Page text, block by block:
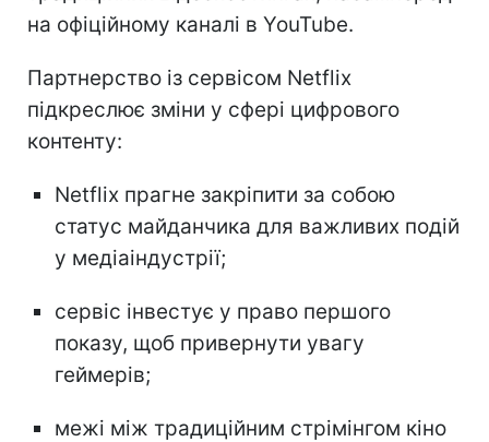
на офіційному каналі в YouTube.
Партнерство із сервісом Netflix
підкреслює зміни у сфері цифрового
контенту:
Netflix прагне закріпити за собою
статус майданчика для важливих подій
у медіаіндустрії;
сервіс інвестує у право першого
показу, щоб привернути увагу
геймерів;
межі між традиційним стрімінгом кіно